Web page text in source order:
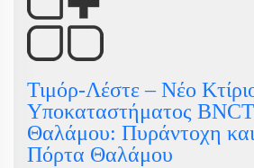
Τιμόρ-Λέστε – Νέο
Υποκαταστήματος
Θαλάμου: Πυράντοχη και
Πόρτα Θαλάμου